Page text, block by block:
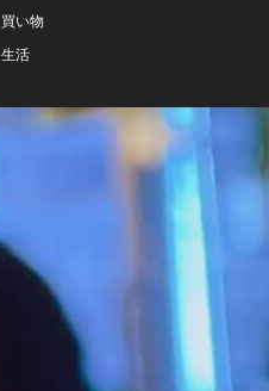
買い物
生活